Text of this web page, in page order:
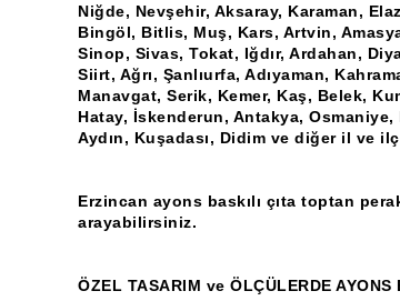
Niğde, Nevşehir, Aksaray, Karaman,
Bingöl, Bitlis, Muş, Kars, Artvin,
Sinop, Sivas, Tokat, Iğdır, Ardahan,
Siirt, Ağrı, Şanlıurfa, Adıyaman,
Manavgat, Serik, Kemer, Kaş, Belek,
Hatay, İskenderun, Antakya,
Aydın, Kuşadası, Didim ve diğer il ve
Erzincan ayons baskılı çıta toptan
arayabilirsiniz.
ÖZEL TASARIM ve ÖLÇÜLERDE